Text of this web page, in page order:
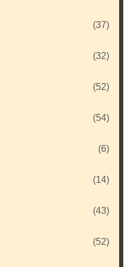
(37)
(32)
(52)
(54)
(6)
(14)
(43)
(52)